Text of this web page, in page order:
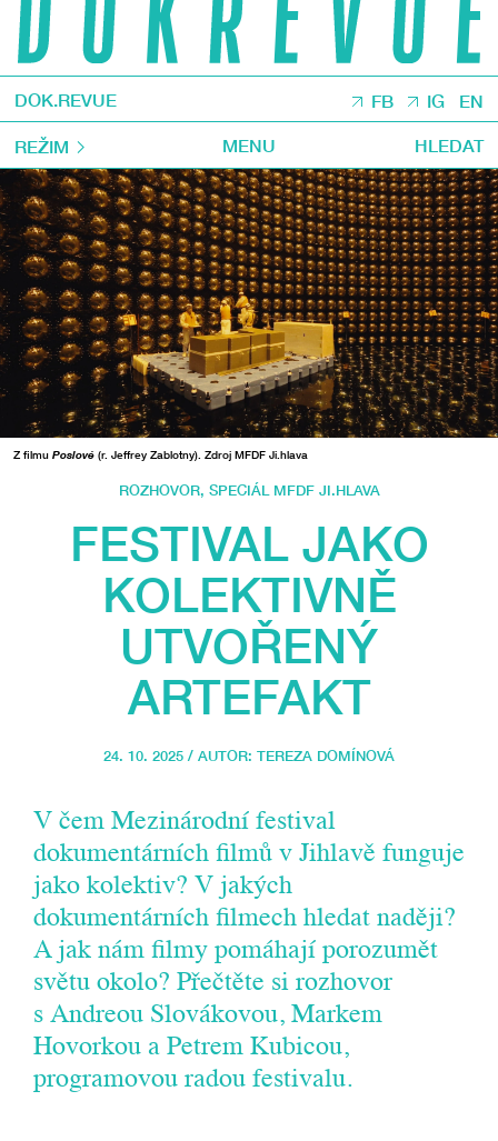
DOK.REVUE FB IG EN
REŽIM MENU HLEDAT
Z filmu Poslové (r. Jeffrey Zablotny). Zdroj MFDF Ji.hlava
ROZHOVOR, SPECIÁL MFDF JI.HLAVA
FESTIVAL JAKO
KOLEKTIVNĚ
UTVOŘENÝ
ARTEFAKT
24. 10. 2025 / AUTOR: TEREZA DOMÍNOVÁ
V čem Mezinárodní festival
dokumentárních filmů v Jihlavě funguje
jako kolektiv? V jakých
dokumentárních filmech hledat naději?
A jak nám filmy pomáhají porozumět
světu okolo? Přečtěte si rozhovor
s Andreou Slovákovou, Markem
Hovorkou a Petrem Kubicou,
programovou radou festivalu.